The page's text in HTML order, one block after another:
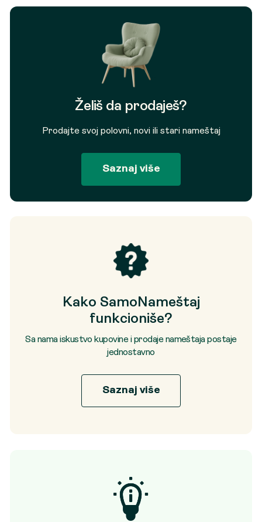
Želiš da prodaješ?
Prodajte svoj polovni, novi ili stari nameštaj
Saznaj više
Kako SamoNameštaj
funkcioniše?
Sa nama iskustvo kupovine i prodaje nameštaja postaje
jednostavno
Saznaj više